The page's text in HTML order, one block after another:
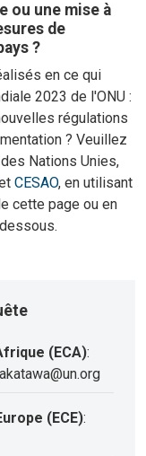
ou une mise à
de
?
en ce qui
2023 de l'ONU :
régulations
? Veuillez
Nations Unies,
CESAO, en utilisant
cette page ou en
(ECA):
(ECE):